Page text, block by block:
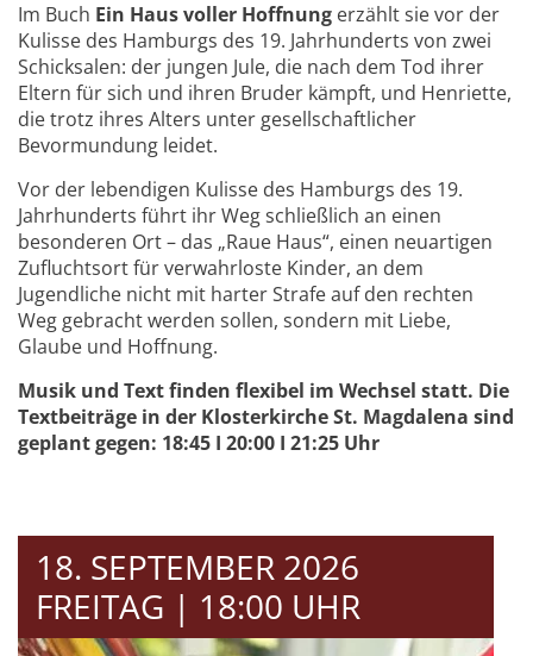
Im Buch Ein Haus voller Hoffnung erzählt sie vor der
Kulisse des Hamburgs des 19. Jahrhunderts von zwei
Schicksalen: der jungen Jule, die nach dem Tod ihrer
Eltern für sich und ihren Bruder kämpft, und Henriette,
die trotz ihres Alters unter gesellschaftlicher
Bevormundung leidet.
Vor der lebendigen Kulisse des Hamburgs des 19.
Jahrhunderts führt ihr Weg schließlich an einen
besonderen Ort – das „Raue Haus“, einen neuartigen
Zufluchtsort für verwahrloste Kinder, an dem
Jugendliche nicht mit harter Strafe auf den rechten
Weg gebracht werden sollen, sondern mit Liebe,
Glaube und Hoffnung.
Musik und Text finden flexibel im Wechsel statt. Die
Textbeiträge in der Klosterkirche St. Magdalena sind
geplant gegen: 18:45 I 20:00 I 21:25 Uhr
18. SEPTEMBER 2026
FREITAG | 18:00 UHR